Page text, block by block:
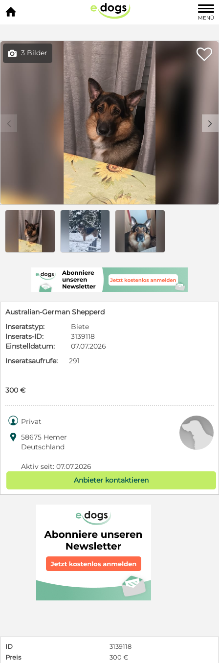

MENÜ
 3 Bilder 
c d
Australian-German Shepperd
Inseratstyp:
Biete
Inserats-ID:
3139118
Einstelldatum:
07.07.2026
Inseratsaufrufe:
291
300 €
 Privat
 58675 Hemer
Deutschland
Aktiv seit: 07.07.2026
Anbieter kontaktieren
ID
3139118
Preis
300 €